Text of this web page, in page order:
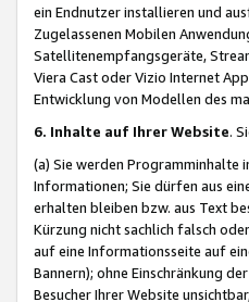
ein Endnutzer installieren und
Zugelassenen Mobilen
Satellitenempfangsgeräte,
Viera Cast oder Vizio Internet
Entwicklung von Modellen des
6. Inhalte auf Ihrer Website.
(a) Sie werden Programminhalte
Informationen; Sie dürfen aus
erhalten bleiben bzw. aus Text
Kürzung nicht sachlich falsch
auf eine Informationsseite auf
Bannern); ohne Einschränkung
Besucher Ihrer Website